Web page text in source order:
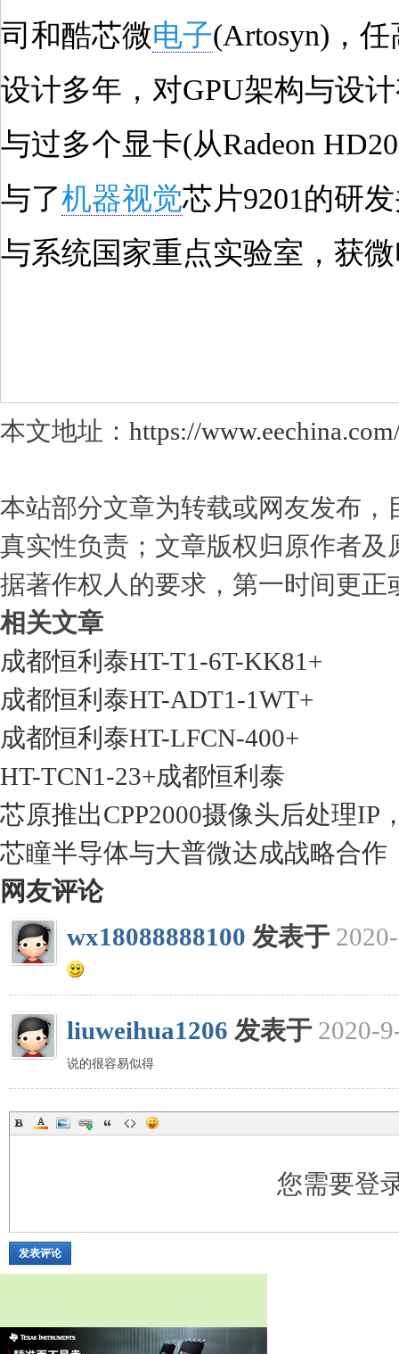
司和酷芯微电子(Artosyn)，
设计多年，对GPU架构与设
与过多个显卡(从Radeon
与了机器视觉芯片9201的研
与系统国家重点实验室，获
本文地址： https://
本站部分文章为转载或网友发布
真实性负责；文章版权归原作者
据著作权人的要求，第一时间更正
相关文章
成都恒利泰HT-T1-6T-KK81+
成都恒利泰HT-ADT1-1WT+
成都恒利泰HT-LFCN-400+
HT-TCN1-23+成都恒利泰
芯原推出CPP2000摄像头后处理
芯瞳半导体与大普微达成战略合作
网友评论
wx18088888100 发表于
liuweihua1206 发表于 2020-
说的很容易似得
您需要登
发表评论